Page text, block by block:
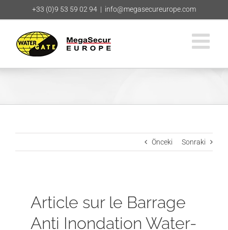
to
+33 (0)9 53 59 02 94 | info@megasecureurope.com
Önceki Sonraki
Article sur le Barrage
Anti Inondation Water-